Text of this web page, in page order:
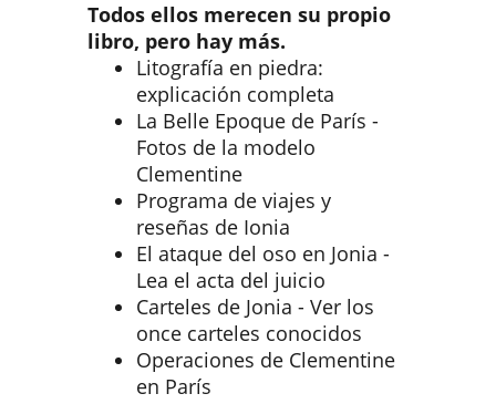
Todos ellos merecen su propio
libro, pero hay más.
Litografía en piedra:
explicación completa
La Belle Epoque de París -
Fotos de la modelo
Clementine
Programa de viajes y
reseñas de Ionia
El ataque del oso en Jonia -
Lea el acta del juicio
Carteles de Jonia - Ver los
once carteles conocidos
Operaciones de Clementine
en París